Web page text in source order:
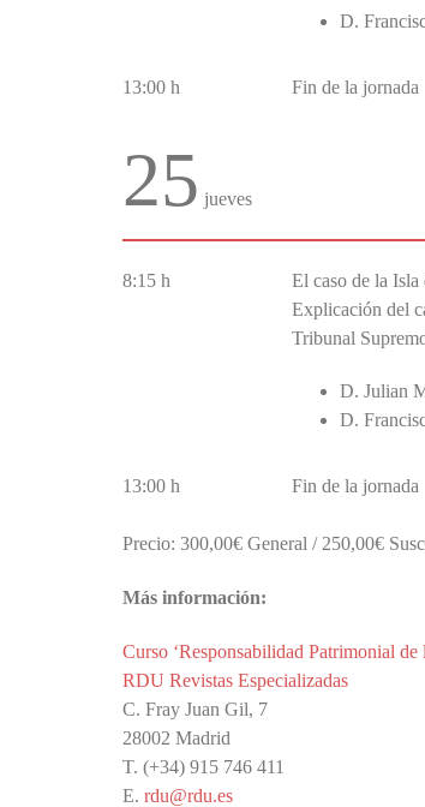
D.
13:00 h Fin de la jornada
25 jueves
8:15 h
El caso de la
Explicación del
Tribunal
D. Julian
D.
13:00 h Fin de la jornada
Precio: 300,00€ General / 250,00€
Más información:
Curso ‘Responsabilidad Patrimonial
RDU Revistas Especializadas
C. Fray Juan Gil, 7
28002 Madrid
T. (+34) 915 746 411
E. rdu@rdu.es